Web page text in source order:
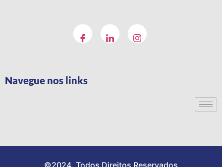
Navegue nos links
©2024. Todos Direitos Reservados